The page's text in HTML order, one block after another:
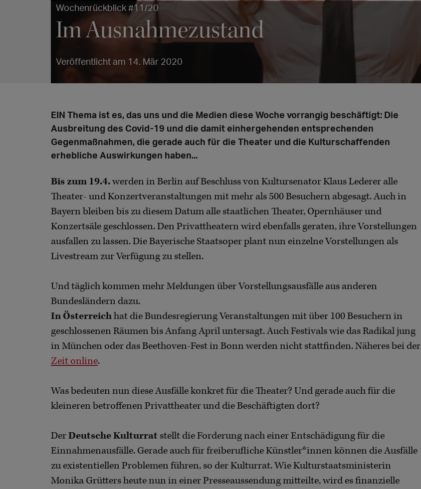
Wochenrückblick #11/20
Im Ausnahmezustand
Veröffentlicht am 14. Mär 2020
EIN Thema ist es, das uns und die Medien diese Woche vorrangig beschäftigt: Die
Ausbreitung des Covid-19 und die damit einhergehenden entsprechenden
Gegenmaßnahmen, die gerade auch für die Theater und die Kulturschaffenden
erhebliche Auswirkungen haben...
Bis zum 19.4.werden in Berlin auf Beschluss von Kultursenator Klaus Lederer alle
Theater- und Konzertveranstaltungen mit mehr als 500 Besuchern abgesagt. Auch in
Bayern bleiben bis zu diesem Datum alle staatlichen Theater, Opernhäuser und
Konzertsäle geschlossen. Den Privattheatern wird ebenfalls geraten, ihre Vorstellungen
ausfallen zu lassen. Die Bayerische Staatsoper plant nun einzelne Vorstellungen als
Livestream zur Verfügung zu stellen.
Und täglich kommen mehr Meldungen über Vorstellungsausfälle aus anderen
Bundesländern dazu.
In Österreichhat die Bundesregierung Veranstaltungen mit über 100 Besuchern in
geschlossenen Räumen bis Anfang April untersagt. Auch Festivals wie das Radikal jung
in München oder das Beethoven-Fest in Bonn werden nicht stattfinden. Näheres bei der
Zeit online.
Was bedeuten nun diese Ausfälle konkret für die Theater? Und gerade auch für die
kleineren betroffenen Privattheater und die Beschäftigten dort?
DerDeutsche Kulturrat stellt die Forderung nach einer Entschädigung für die
Einnahmenausfälle. Gerade auch für freiberufliche Künstler*innen können die Ausfälle
zu existentiellen Problemen führen, so der Kulturrat. Wie Kulturstaatsministerin
Monika Grütters heute nun in einer Presseaussendung mitteilte, wird es finanzielle